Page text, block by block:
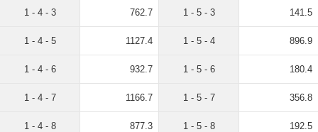
1 - 4 - 3 762.7
1 - 4 - 5 1127.4
1 - 4 - 6 932.7
1 - 4 - 7 1166.7
1 - 4 - 8 877.3
1 - 5 - 3 141.5
1 - 5 - 4 896.9
1 - 5 - 6 180.4
1 - 5 - 7 356.8
1 - 5 - 8 192.5